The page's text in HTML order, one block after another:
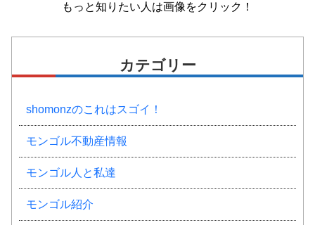
もっと知りたい人は画像をクリック！
カテゴリー
shomonzのこれはスゴイ！
モンゴル不動産情報
モンゴル人と私達
モンゴル紹介